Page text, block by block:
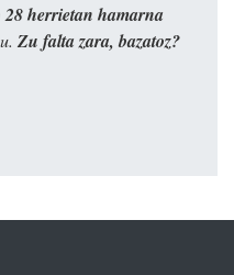
28 herrietan hamarna
Zu falta zara, bazatoz?